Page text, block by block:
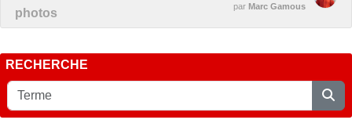
photos
par Marc Gamous
RECHERCHE